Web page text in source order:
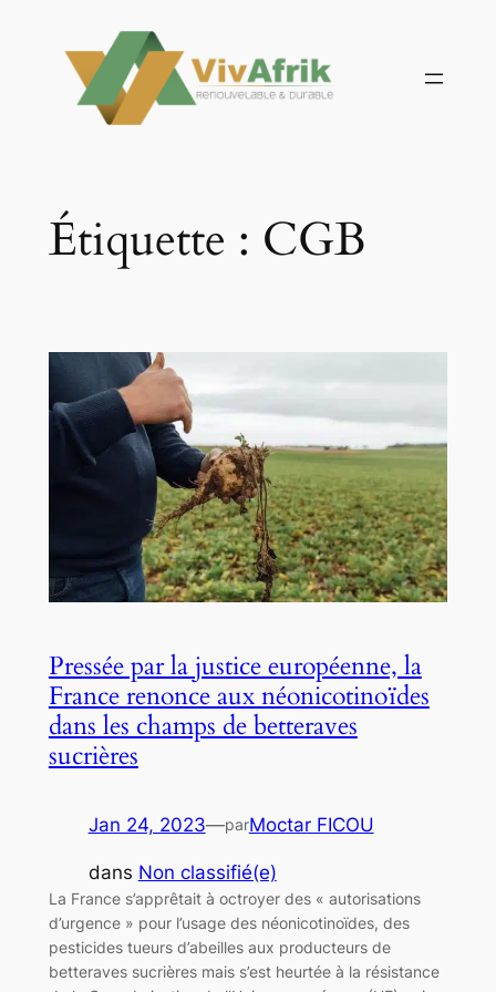
contenu
Étiquette : CGB
Pressée par la justice européenne, la
France renonce aux néonicotinoïdes
dans les champs de betteraves
sucrières
Jan 24, 2023—parMoctar FICOU
dans Non classifié(e)
La France s’apprêtait à octroyer des « autorisations
d’urgence » pour l’usage des néonicotinoïdes, des
pesticides tueurs d’abeilles aux producteurs de
betteraves sucrières mais s’est heurtée à la résistance